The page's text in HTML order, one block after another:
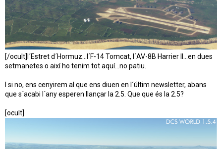
[/ocult]l´Estret d´Hormuz...l´F-14 Tomcat, l´AV-8B Harrier II...en dues
setmanetes o així ho tenim tot aquí...no patiu.
I si no, ens cenyirem al que ens diuen en l´últim newsletter, abans
que s´acabi l´any esperen llançar la 2.5. Que que és la 2.5?
[ocult]